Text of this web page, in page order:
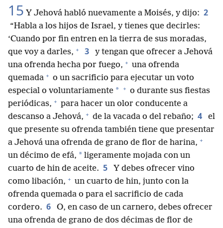
15 Y Jehová habló nuevamente a Moisés, y dijo: 2
“Habla a los hijos de Israel, y tienes que decirles:
‘Cuando por fin entren en la tierra de sus moradas,
que voy a darles, + 3
y tengan que ofrecer a Jehová
una ofrenda hecha por fuego, + una ofrenda
quemada + o un sacrificio para ejecutar un voto
especial o voluntariamente * + o durante sus fiestas
periódicas, + para hacer un olor conducente a
descanso a Jehová, + de la vacada o del rebaño; 4
el
que presente su ofrenda también tiene que presentar
a Jehová una ofrenda de grano de flor de harina, +
un décimo de efá, * ligeramente mojada con un
cuarto de hin de aceite. 5
Y debes ofrecer vino
como libación, + un cuarto de hin, junto con la
ofrenda quemada o para el sacrificio de cada
cordero. 6
O, en caso de un carnero, debes ofrecer
una ofrenda de grano de dos décimas de flor de